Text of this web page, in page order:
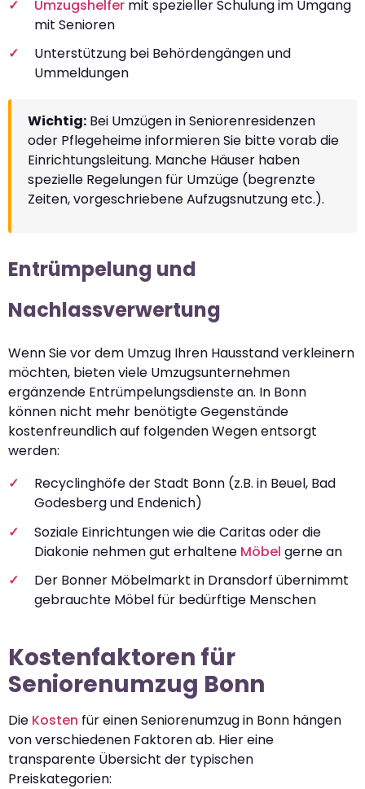
Umzugshelfer mit spezieller Schulung im Umgang
mit Senioren
Unterstützung bei Behördengängen und
Ummeldungen
Wichtig: Bei Umzügen in Seniorenresidenzen
oder Pflegeheime informieren Sie bitte vorab die
Einrichtungsleitung. Manche Häuser haben
spezielle Regelungen für Umzüge (begrenzte
Zeiten, vorgeschriebene Aufzugsnutzung etc.).
Entrümpelung und
Nachlassverwertung
Wenn Sie vor dem Umzug Ihren Hausstand verkleinern
möchten, bieten viele Umzugsunternehmen
ergänzende Entrümpelungsdienste an. In Bonn
können nicht mehr benötigte Gegenstände
kostenfreundlich auf folgenden Wegen entsorgt
werden:
Recyclinghöfe der Stadt Bonn (z.B. in Beuel, Bad
Godesberg und Endenich)
Soziale Einrichtungen wie die Caritas oder die
Diakonie nehmen gut erhaltene Möbel gerne an
Der Bonner Möbelmarkt in Dransdorf übernimmt
gebrauchte Möbel für bedürftige Menschen
Kostenfaktoren für
Seniorenumzug Bonn
Die Kosten für einen Seniorenumzug in Bonn hängen
von verschiedenen Faktoren ab. Hier eine
transparente Übersicht der typischen
Preiskategorien: